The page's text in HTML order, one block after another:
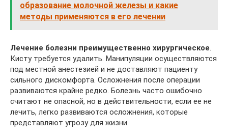
образование молочной железы и какие
методы применяются в его лечении
Лечение болезни преимущественно хирургическое.
Кисту требуется удалить. Манипуляции осуществляются
под местной анестезией и не доставляют пациенту
сильного дискомфорта. Осложнения после операции
развиваются крайне редко. Болезнь часто ошибочно
считают не опасной, но в действительности, если ее не
лечить, легко развиваются осложнения, которые
представляют угрозу для жизни.